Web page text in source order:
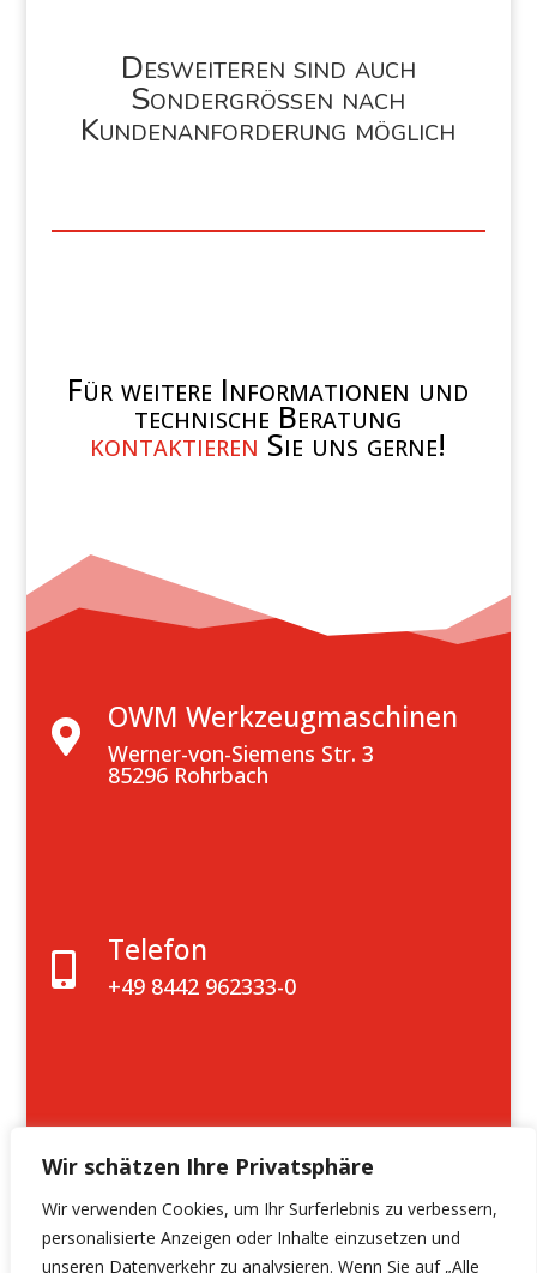
Wir schätzen Ihre Privatsphäre
Wir verwenden Cookies, um Ihr Surferlebnis zu verbessern,
personalisierte Anzeigen oder Inhalte einzusetzen und
unseren Datenverkehr zu analysieren. Wenn Sie auf „Alle
Desweiteren sind auch
Sondergrößen nach
Kundenanforderung möglich
Für weitere Informationen und
technische Beratung
kontaktieren Sie uns gerne!

OWM Werkzeugmaschinen
Werner-von-Siemens Str. 3
85296 Rohrbach

Telefon
+49 8442 962333-0